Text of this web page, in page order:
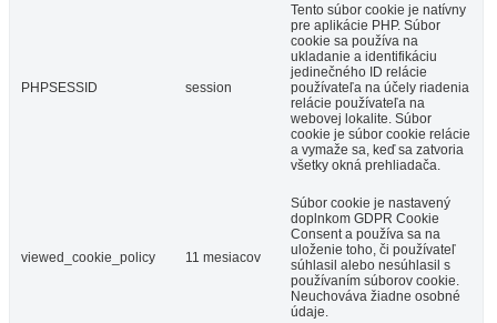
PHPSESSID session
Tento súbor cookie je natívny
pre aplikácie PHP. Súbor
cookie sa používa na
ukladanie a identifikáciu
jedinečného ID relácie
používateľa na účely riadenia
relácie používateľa na
webovej lokalite. Súbor
cookie je súbor cookie relácie
a vymaže sa, keď sa zatvoria
všetky okná prehliadača.
viewed_cookie_policy 11 mesiacov
Súbor cookie je nastavený
doplnkom GDPR Cookie
Consent a používa sa na
uloženie toho, či používateľ
súhlasil alebo nesúhlasil s
používaním súborov cookie.
Neuchováva žiadne osobné
údaje.